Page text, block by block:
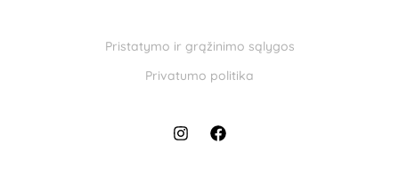
Pristatymo ir grąžinimo sąlygos
Privatumo politika